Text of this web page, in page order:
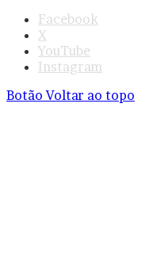
Facebook
X
YouTube
Instagram
Botão Voltar ao topo